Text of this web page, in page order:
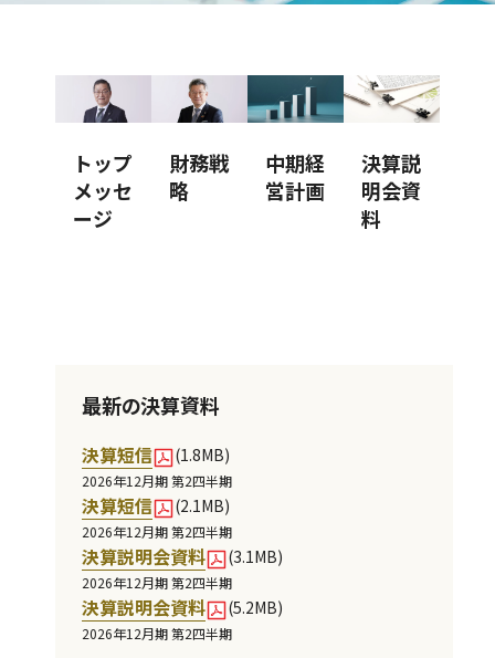
トップ
メッセ
ージ
財務戦
略
中期経
営計画
決算説
明会資
料
IR
ュ
ー
ス
IR
カ
レ
ン
ダ
ー
2026年8月7日 その他
最新の決算資料
決算短信 (1.8MB)
2026年12月期 第2四半期
決算短信 (2.1MB)
2026年12月期 第2四半期
決算説明会資料 (3.1MB)
2026年12月期 第2四半期
決算説明会資料 (5.2MB)
2026年12月期 第2四半期